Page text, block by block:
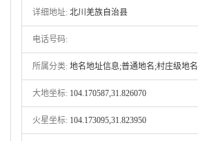
详细地址: 北川羌族自治县
电话号码:
所属分类: 地名地址信息;普通地名;村庄级地名
大地坐标: 104.170587,31.826070
火星坐标: 104.173095,31.823950